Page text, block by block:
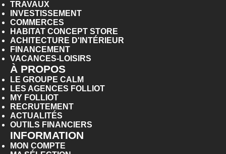
TRAVAUX
INVESTISSEMENT
COMMERCES
HABITAT CONCEPT STORE
ACHITECTURE D'INTÉRIEUR
FINANCEMENT
VACANCES-LOISIRS
À PROPOS
LE GROUPE CALM
LES AGENCES FOLLIOT
MY FOLLIOT
RECRUTEMENT
ACTUALITÉS
OUTILS FINANCIERS
INFORMATION
MON COMPTE